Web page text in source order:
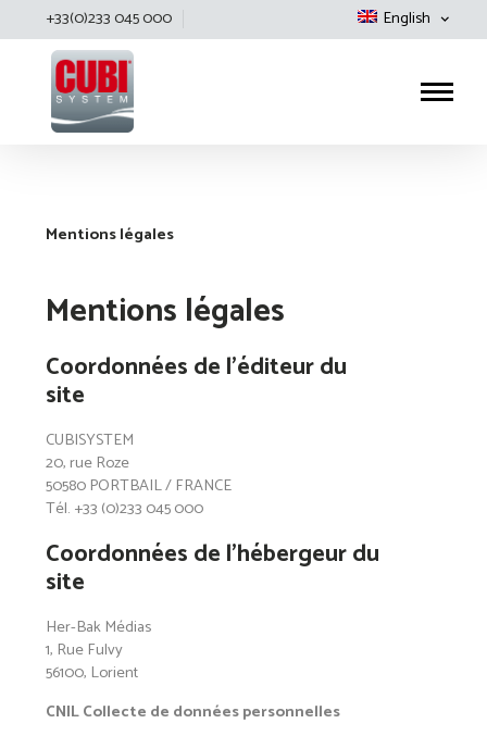
+33(0)233 045 000 English
Mentions légales
Mentions légales
Coordonnées de l’éditeur du
site
CUBISYSTEM
20, rue Roze
50580 PORTBAIL / FRANCE
Tél. +33 (0)233 045 000
Coordonnées de l’hébergeur du
site
Her-Bak Médias
1, Rue Fulvy
56100, Lorient
CNIL Collecte de données personnelles